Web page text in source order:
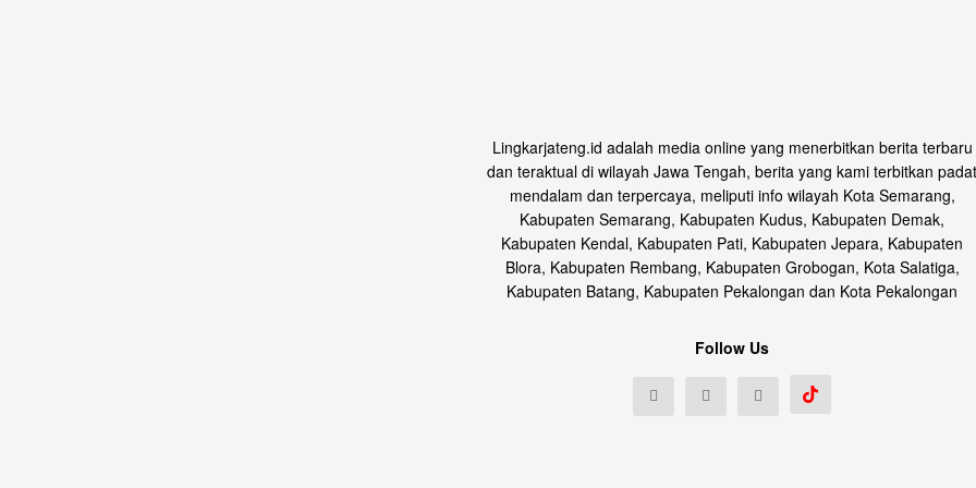
Lingkarjateng.id adalah media online yang menerbitkan berita terbaru
dan teraktual di wilayah Jawa Tengah, berita yang kami terbitkan padat
mendalam dan terpercaya, meliputi info wilayah Kota Semarang,
Kabupaten Semarang, Kabupaten Kudus, Kabupaten Demak,
Kabupaten Kendal, Kabupaten Pati, Kabupaten Jepara, Kabupaten
Blora, Kabupaten Rembang, Kabupaten Grobogan, Kota Salatiga,
Kabupaten Batang, Kabupaten Pekalongan dan Kota Pekalongan
Follow Us